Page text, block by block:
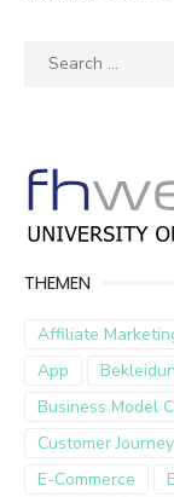
Search
THEMEN
Affiliate
App
Business Model
Customer Journey
E-Commerce